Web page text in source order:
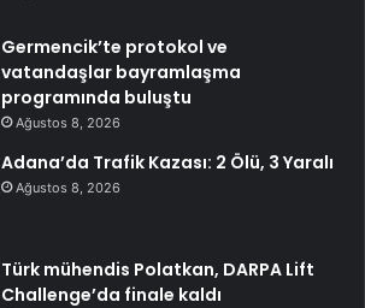
Germencik’te protokol ve
vatandaşlar bayramlaşma
programında buluştu
Ağustos 8, 2026
Adana’da Trafik Kazası: 2 Ölü, 3 Yaralı
Ağustos 8, 2026
Türk mühendis Polatkan, DARPA Lift
Challenge’da finale kaldı